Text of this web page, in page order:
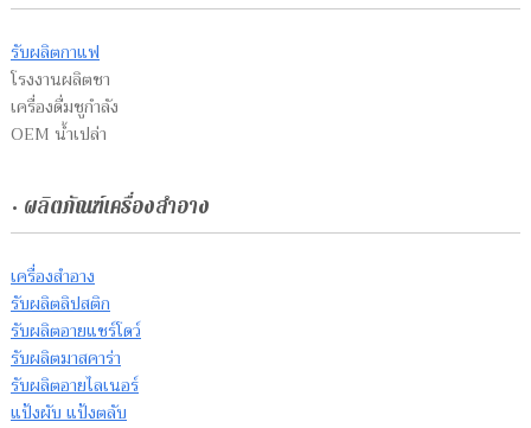
รับผลิตกาแฟ
โรงงานผลิตชา
เครื่องดื่มชูกำลัง
OEM น้ำเปล่า
• ผลิตภัณฑ์เครื่องสำอาง
เครื่องสำอาง
รับผลิตลิปสติก
รับผลิตอายแชร์โดว์
รับผลิตมาสคาร่า
รับผลิตอายไลเนอร์
แป้งผับ แป้งตลับ